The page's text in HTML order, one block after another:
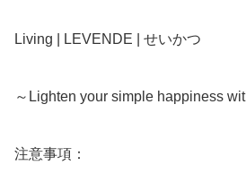
Living | LEVENDE | せいかつ
～Lighten your simple happiness
注意事項：